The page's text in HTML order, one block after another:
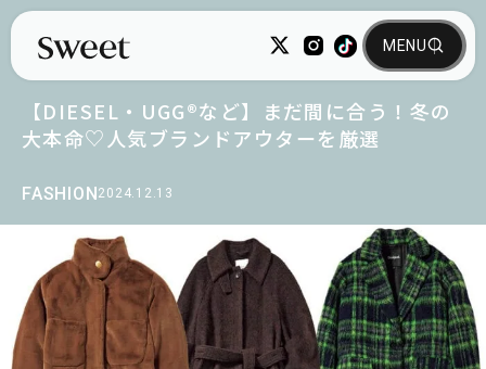
FASHION2024.12.13
【DIESEL・UGG®︎など】まだ間に合う！冬の
大本命♡人気ブランドアウターを厳選